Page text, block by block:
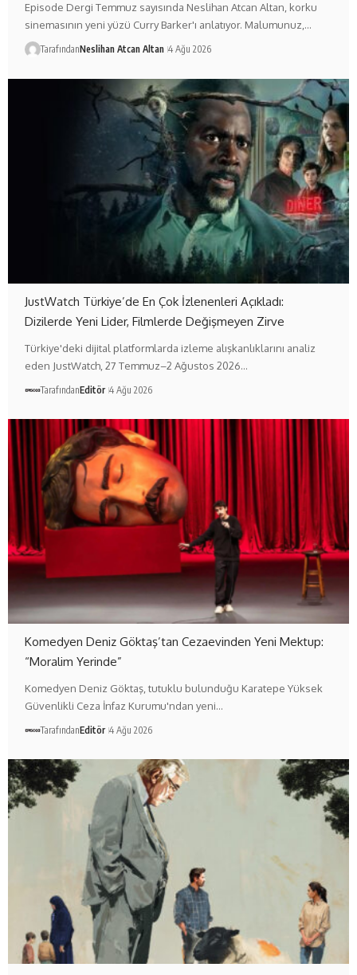
Episode Dergi Temmuz sayısında Neslihan Atcan Altan, korku
sinemasının yeni yüzü Curry Barker'ı anlatıyor. Malumunuz,…
TarafındanNeslihan Atcan Altan 4 Ağu 2026
JustWatch Türkiye’de En Çok İzlenenleri Açıkladı:
Dizilerde Yeni Lider, Filmlerde Değişmeyen Zirve
Türkiye'deki dijital platformlarda izleme alışkanlıklarını analiz
eden JustWatch, 27 Temmuz–2 Ağustos 2026…
TarafındanEditör 4 Ağu 2026
Komedyen Deniz Göktaş’tan Cezaevinden Yeni Mektup:
“Moralim Yerinde”
Komedyen Deniz Göktaş, tutuklu bulunduğu Karatepe Yüksek
Güvenlikli Ceza İnfaz Kurumu'ndan yeni…
TarafındanEditör 4 Ağu 2026